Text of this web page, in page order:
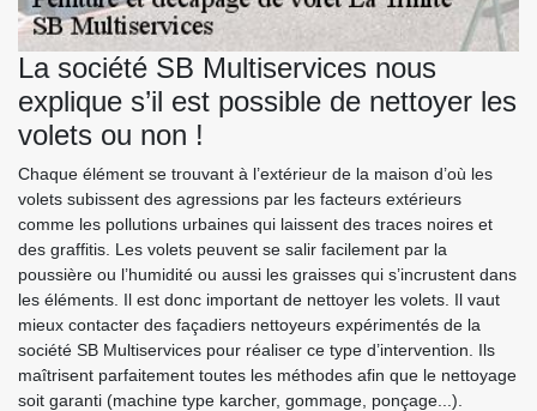
La société SB Multiservices nous
explique s’il est possible de nettoyer les
volets ou non !
Chaque élément se trouvant à l’extérieur de la maison d’où les
volets subissent des agressions par les facteurs extérieurs
comme les pollutions urbaines qui laissent des traces noires et
des graffitis. Les volets peuvent se salir facilement par la
poussière ou l’humidité ou aussi les graisses qui s’incrustent dans
les éléments. Il est donc important de nettoyer les volets. Il vaut
mieux contacter des façadiers nettoyeurs expérimentés de la
société SB Multiservices pour réaliser ce type d’intervention. Ils
maîtrisent parfaitement toutes les méthodes afin que le nettoyage
soit garanti (machine type karcher, gommage, ponçage...).